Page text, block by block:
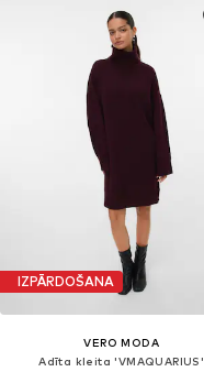
IZPĀRDOŠANA
VERO MODA
Adīta kleita 'VMAQUARIUS'